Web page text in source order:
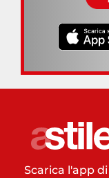
Scarica l'app di